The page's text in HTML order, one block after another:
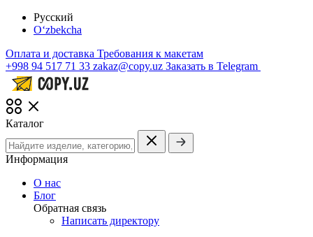
Русский
O‘zbekcha
Оплата и доставка Требования к макетам
+998 94 517 71 33 zakaz@copy.uz Заказать в Telegram
Каталог
Информация
О нас
Блог
Обратная связь
Написать директору